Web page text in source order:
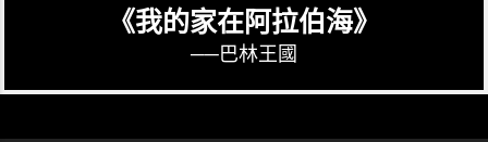
《我的家在阿拉伯海》
──巴林王國